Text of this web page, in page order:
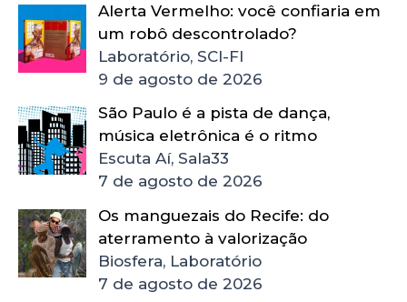
Alerta Vermelho: você confiaria em
um robô descontrolado?
Laboratório, SCI-FI
9 de agosto de 2026
São Paulo é a pista de dança,
música eletrônica é o ritmo
Escuta Aí, Sala33
7 de agosto de 2026
Os manguezais do Recife: do
aterramento à valorização
Biosfera, Laboratório
7 de agosto de 2026